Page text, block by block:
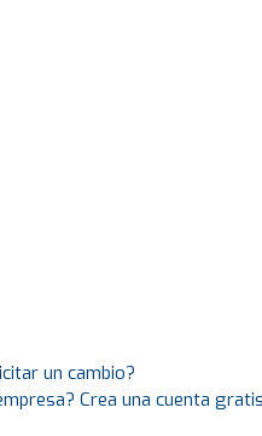
un cambio?
Crea una cuenta